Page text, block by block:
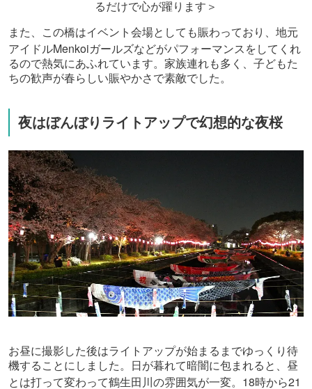
るだけで心が躍ります＞
また、この橋はイベント会場としても賑わっており、地元
アイドルMenkoiガールズなどがパフォーマンスをしてくれ
るので熱気にあふれています。家族連れも多く、子どもた
ちの歓声が春らしい賑やかさで素敵でした。
夜はぼんぼりライトアップで幻想的な夜桜
お昼に撮影した後はライトアップが始まるまでゆっくり待
機することにしました。日が暮れて暗闇に包まれると、昼
とは打って変わって鶴生田川の雰囲気が一変。 18時から21